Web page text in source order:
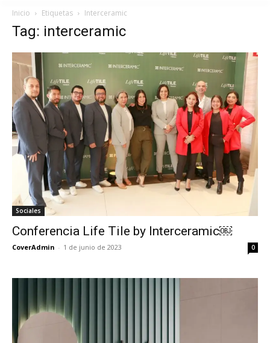
Inicio Etiquetas Interceramic
Tag: interceramic
Sociales
Conferencia Life Tile by Interceramic￼
CoverAdmin - 1 de junio de 2023 0